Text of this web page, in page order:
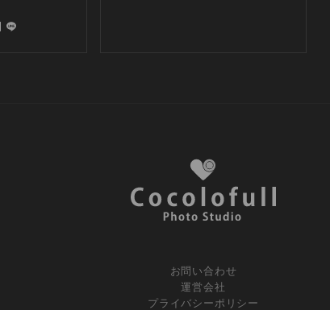
お問い合わせ
運営会社
プライバシーポリシー